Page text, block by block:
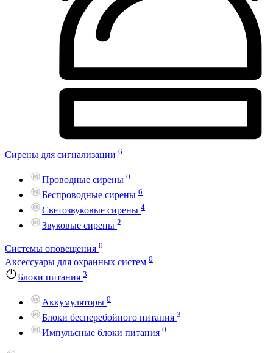
Сирены для сигнализации 6
Проводные сирены 0
Беспроводные сирены 6
Светозвуковые сирены 4
Звуковые сирены 2
Системы оповещения 0
Аксессуары для охранных систем 0
Блоки питания 3
Аккумуляторы 0
Блоки бесперебойного питания 3
Импульсные блоки питания 0